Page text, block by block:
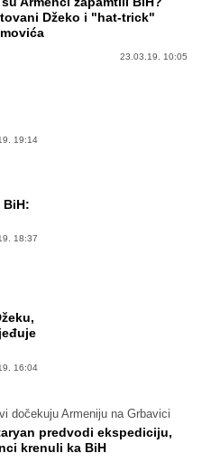
Džeko i "hat-trick"
23.03.19. 10:05
19:14
BiH:
18:37
16:04
dočekuju Armeniju na Grbavici
predvodi ekspediciju,
krenuli ka BiH